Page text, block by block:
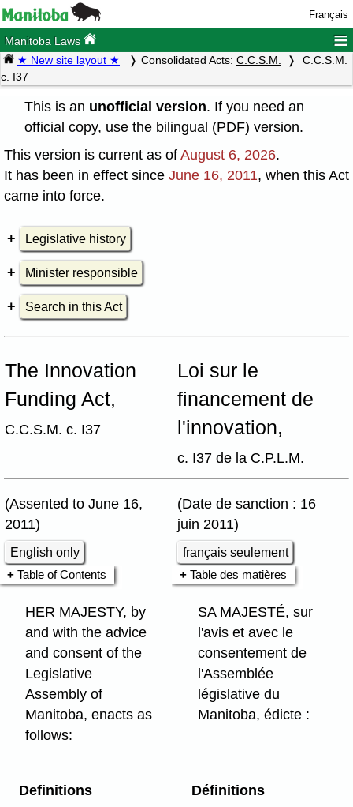
Français
Manitoba Laws ≡
★ New site layout ★ Consolidated Acts: C.C.S.M.
C.C.S.M.
c. I37
This is an unofficial version. If you need an
official copy, use the bilingual (PDF) version.
This version is current as of August 6, 2026.
It has been in effect since June 16, 2011, when this Act
came into force.
Legislative history
Minister responsible
Search in this Act
The Innovation
Funding Act,
C.C.S.M. c. I37
Loi sur le
financement de
l'innovation,
c. I37 de la C.P.L.M.
(Assented to June 16,
2011)
(Date de sanction : 16
juin 2011)
English only
français seulement
Table of Contents
Table des matières
HER MAJESTY, by
and with the advice
and consent of the
Legislative
Assembly of
Manitoba, enacts as
follows:
SA MAJESTÉ, sur
l'avis et avec le
consentement de
l'Assemblée
législative du
Manitoba, édicte :
Definitions
Définitions